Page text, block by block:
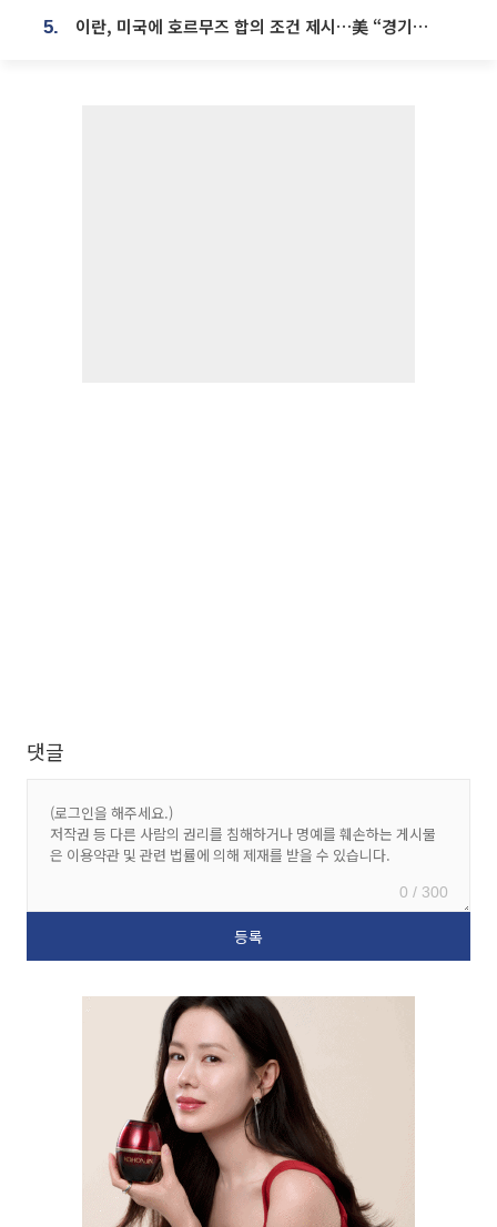
5. 이란, 미국에 호르무즈 합의 조건 제시…美 “경기 아직 안 끝나” [종합]
댓글
0 / 300